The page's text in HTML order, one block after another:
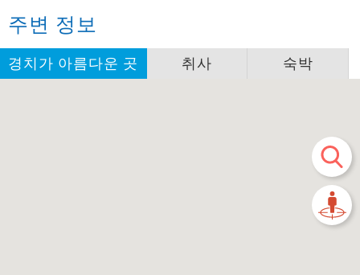
주변 정보
경치가 아름다운 곳 취사 숙박